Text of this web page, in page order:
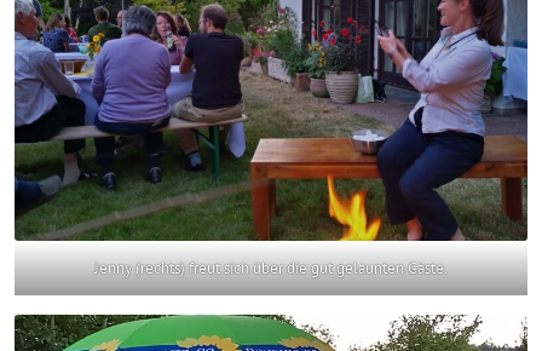
Jenny (rechts) freut sich über die gut gelaunten Gäste.